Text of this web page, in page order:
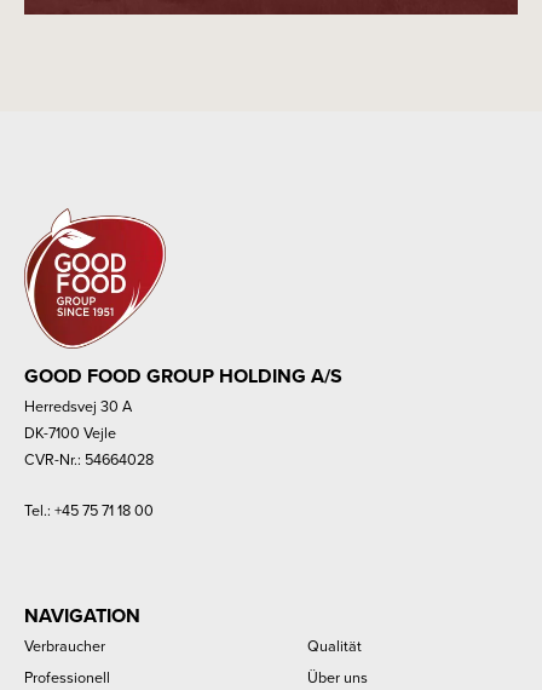
GOOD FOOD GROUP HOLDING A/S
Herredsvej 30 A
DK-7100 Vejle
CVR-Nr.: 54664028
Tel.: +45 75 71 18 00
NAVIGATION
Verbraucher
Professionell
Qualität
Über uns